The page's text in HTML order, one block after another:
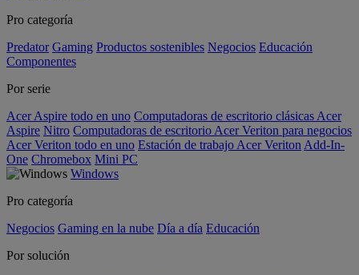
Pro categoría
Predator Gaming Productos sostenibles Negocios Educación
Componentes
Por serie
Acer Aspire todo en uno Computadoras de escritorio clásicas Acer
Aspire Nitro Computadoras de escritorio Acer Veriton para negocios
Acer Veriton todo en uno Estación de trabajo Acer Veriton Add-In-
One Chromebox Mini PC
Windows
Pro categoría
Negocios Gaming en la nube Día a día Educación
Por solución